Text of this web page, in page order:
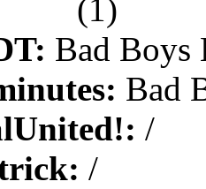
Bad Boys
Bad
/
/